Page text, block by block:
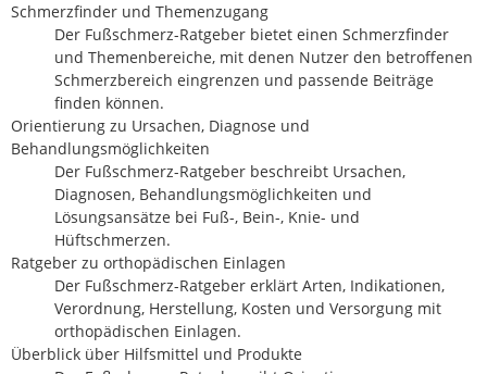
Schmerzfinder und Themenzugang
Der Fußschmerz-Ratgeber bietet einen Schmerzfinder
und Themenbereiche, mit denen Nutzer den betroffenen
Schmerzbereich eingrenzen und passende Beiträge
finden können.
Orientierung zu Ursachen, Diagnose und
Behandlungsmöglichkeiten
Der Fußschmerz-Ratgeber beschreibt Ursachen,
Diagnosen, Behandlungsmöglichkeiten und
Lösungsansätze bei Fuß-, Bein-, Knie- und
Hüftschmerzen.
Ratgeber zu orthopädischen Einlagen
Der Fußschmerz-Ratgeber erklärt Arten, Indikationen,
Verordnung, Herstellung, Kosten und Versorgung mit
orthopädischen Einlagen.
Überblick über Hilfsmittel und Produkte